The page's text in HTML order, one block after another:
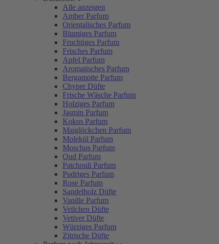
Alle anzeigen
Amber Parfum
Orientalisches Parfum
Blumiges Parfum
Fruchtiges Parfum
Frisches Parfum
Apfel Parfum
Aromatisches Parfum
Bergamotte Parfum
Chypre Düfte
Frische Wäsche Parfum
Holziges Parfum
Jasmin Parfum
Kokos Parfum
Maiglöckchen Parfum
Molekül Parfum
Moschus Parfum
Oud Parfum
Patchouli Parfum
Pudriges Parfum
Rose Parfum
Sandelholz Düfte
Vanille Parfum
Veilchen Düfte
Vetiver Düfte
Würziges Parfum
Zitrische Düfte